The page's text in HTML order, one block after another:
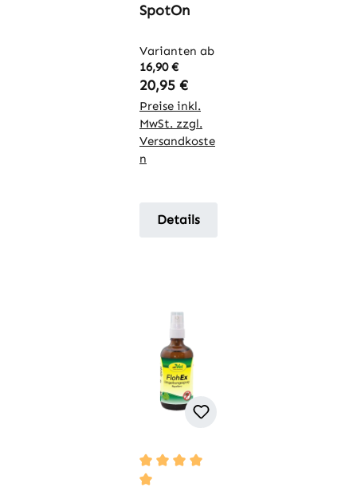
SpotOn
Varianten ab
16,90 €
Regulärer Preis:
20,95 €
Preise inkl.
MwSt. zzgl.
Versandkoste
n
Details